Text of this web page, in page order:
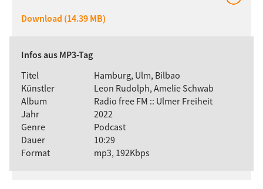
Download (14.39 MB)
Infos aus MP3-Tag
Titel
Hamburg, Ulm, Bilbao
Künstler
Leon Rudolph, Amelie Schwab
Album
Radio free FM :: Ulmer Freiheit
Jahr
2022
Genre
Podcast
Dauer
10:29
Format
mp3, 192Kbps